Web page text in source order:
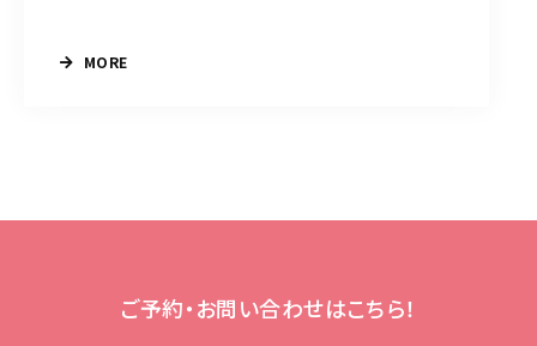
MORE
ご予約・お問い合わせはこちら！